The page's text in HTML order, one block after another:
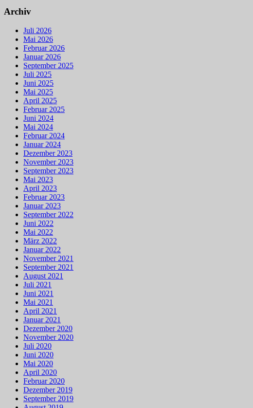
Archiv
Juli 2026
Mai 2026
Februar 2026
Januar 2026
September 2025
Juli 2025
Juni 2025
Mai 2025
April 2025
Februar 2025
Juni 2024
Mai 2024
Februar 2024
Januar 2024
Dezember 2023
November 2023
September 2023
Mai 2023
April 2023
Februar 2023
Januar 2023
September 2022
Juni 2022
Mai 2022
März 2022
Januar 2022
November 2021
September 2021
August 2021
Juli 2021
Juni 2021
Mai 2021
April 2021
Januar 2021
Dezember 2020
November 2020
Juli 2020
Juni 2020
Mai 2020
April 2020
Februar 2020
Dezember 2019
September 2019